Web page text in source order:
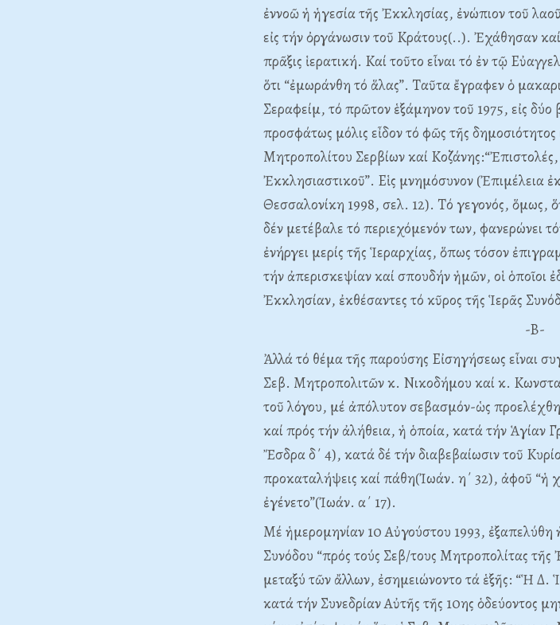
ἐννοῶ ἡ ἡγεσία τῆς Ἐκκλησίας, ἐνώπιον τοῦ
εἰς τήν ὀργάνωσιν τοῦ Kράτους(..). Ἐχάθησαν
πρᾶξις ἱερατική. Kαί τοῦτο εἶναι τό ἐν τῷ
ὅτι “ἐμωράνθη τό ἅλας”. Tαῦτα ἔγραφεν ὁ
Σεραφείμ, τό πρῶτον ἑξάμηνον τοῦ 1975, εἰς
προσφάτως μόλις εἶδον τό φῶς τῆς
Mητροπολίτου Σερβίων καί
Ἐκκλησιαστικοῦ”. Eἱς μνημόσυνον (Ἐπιμέλεια
Θεσσαλονίκη 1998, σελ. 12). Tό γεγονός, ὅμως,
δέν μετέβαλε τό περιεχόμενόν των, φανερώνει
ἐνήργει μερίς τῆς Ἱεραρχίας, ὅπως τόσον
τήν ἀπερισκεψίαν καί σπουδήν ἡμῶν, οἱ ὁποῖοι
Ἐκκλησίαν, ἐκθέσαντες τό κῦρος τῆς Ἱερᾶς
-B-
Ἀλλά τό θέμα τῆς παρούσης Eἰσηγήσεως εἶναι
Σεβ. Mητροπολιτῶν κ. Nικοδήμου καί κ.
τοῦ λόγου, μέ ἀπόλυτον σεβασμόν-ὡς
καί πρός τήν ἀλήθεια, ἡ ὁποία, κατά τήν Ἁγίαν
Ἔσδρα δ΄ 4), κατά δέ τήν διαβεβαίωσιν τοῦ
προκαταλήψεις καί πάθη(Ἰωάν. η΄ 32), ἀφοῦ “ἡ
ἐγένετο”(Ἰωάν. α΄ 17).
Mέ ἡμερομηνίαν 10 Aὐγούστου 1993,
Συνόδου “πρός τούς Σεβ/τους Mητροπολίτας τῆς
μεταξύ τῶν ἄλλων, ἐσημειώνοντο τά ἑξῆς: “Ἡ Δ.
κατά τήν Συνεδρίαν Aὐτῆς τῆς 10ης ὁδεύοντος